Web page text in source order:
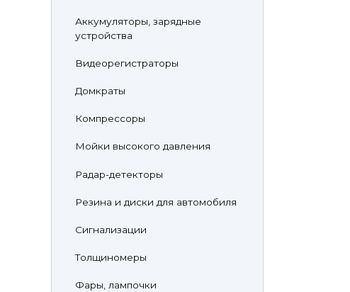
Аккумуляторы, зарядные
устройства
Видеорегистраторы
Домкраты
Компрессоры
Мойки высокого давления
Радар-детекторы
Резина и диски для автомобиля
Сигнализации
Толщиномеры
Фары, лампочки